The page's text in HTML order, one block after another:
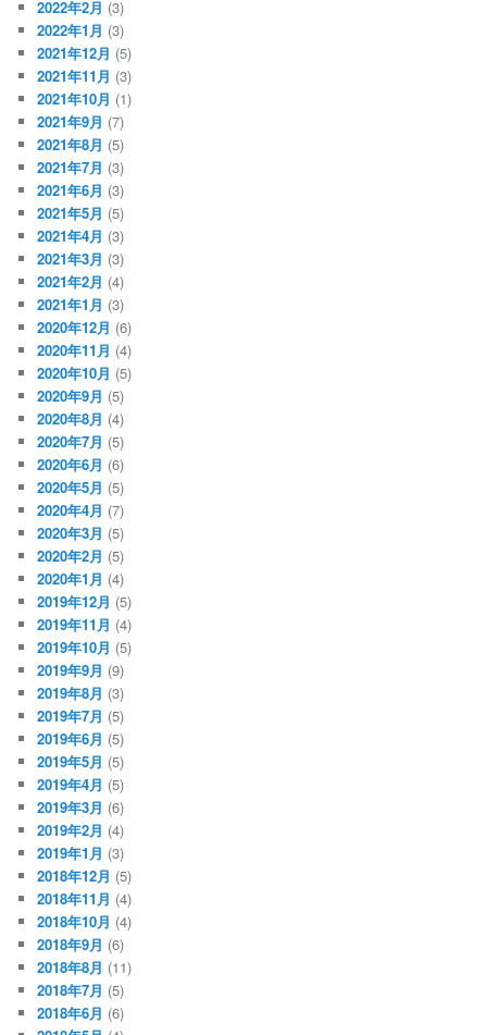
2022年2月 (3)
2022年1月 (3)
2021年12月 (5)
2021年11月 (3)
2021年10月 (1)
2021年9月 (7)
2021年8月 (5)
2021年7月 (3)
2021年6月 (3)
2021年5月 (5)
2021年4月 (3)
2021年3月 (3)
2021年2月 (4)
2021年1月 (3)
2020年12月 (6)
2020年11月 (4)
2020年10月 (5)
2020年9月 (5)
2020年8月 (4)
2020年7月 (5)
2020年6月 (6)
2020年5月 (5)
2020年4月 (7)
2020年3月 (5)
2020年2月 (5)
2020年1月 (4)
2019年12月 (5)
2019年11月 (4)
2019年10月 (5)
2019年9月 (9)
2019年8月 (3)
2019年7月 (5)
2019年6月 (5)
2019年5月 (5)
2019年4月 (5)
2019年3月 (6)
2019年2月 (4)
2019年1月 (3)
2018年12月 (5)
2018年11月 (4)
2018年10月 (4)
2018年9月 (6)
2018年8月 (11)
2018年7月 (5)
2018年6月 (6)